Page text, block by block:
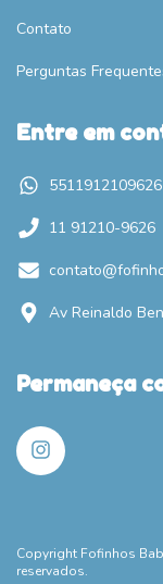
Contato
Perguntas
Entre em
5511912109626
11 91210-9626
Av Reinaldo
Permaneça
Copyright Fofinhos
reservados.